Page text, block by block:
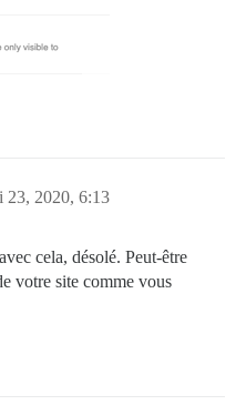
23, 2020, 6:13
cela, désolé. Peut-être
votre site comme vous